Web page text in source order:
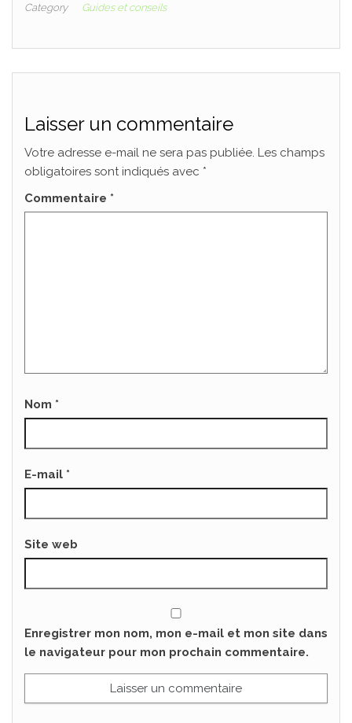
Category Guides et conseils
Laisser un commentaire
Votre adresse e-mail ne sera pas publiée. Les champs
obligatoires sont indiqués avec *
Commentaire *
Nom *
E-mail *
Site web
Enregistrer mon nom, mon e-mail et mon site dans
le navigateur pour mon prochain commentaire.